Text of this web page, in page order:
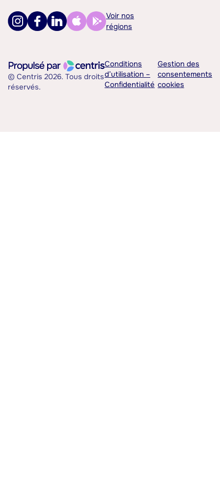
Voir nos
régions
© Centris 2026. Tous droits
réservés.
Conditions
d’utilisation –
Confidentialité
Gestion des
consentements
cookies